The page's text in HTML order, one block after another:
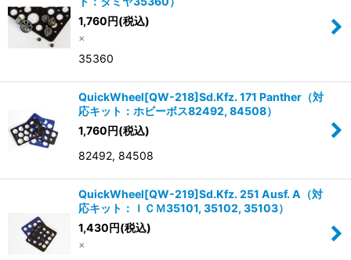
1,760円(税込)
×
35360
QuickWheel[QW-218]Sd.Kfz. 171 Panther（対
応キット：ホビーボス82492, 84508）
1,760円(税込)
82492, 84508
QuickWheel[QW-219]Sd.Kfz. 251 Ausf. A（対
応キット：ＩＣＭ35101, 35102, 35103）
1,430円(税込)
×